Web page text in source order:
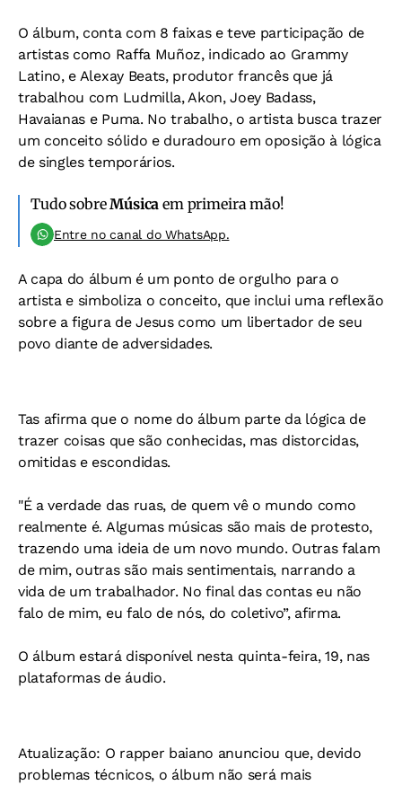
O álbum, conta com 8 faixas e teve participação de
artistas como Raffa Muñoz, indicado ao Grammy
Latino, e Alexay Beats, produtor francês que já
trabalhou com Ludmilla, Akon, Joey Badass,
Havaianas e Puma. No trabalho, o artista busca trazer
um conceito sólido e duradouro em oposição à lógica
de singles temporários.
Tudo sobreMúsica em primeira mão!
Entre no canal do WhatsApp.
A capa do álbum é um ponto de orgulho para o
artista e simboliza o conceito, que inclui uma reflexão
sobre a figura de Jesus como um libertador de seu
povo diante de adversidades.
Tas afirma que o nome do álbum parte da lógica de
trazer coisas que são conhecidas, mas distorcidas,
omitidas e escondidas.
"É a verdade das ruas, de quem vê o mundo como
realmente é. Algumas músicas são mais de protesto,
trazendo uma ideia de um novo mundo. Outras falam
de mim, outras são mais sentimentais, narrando a
vida de um trabalhador. No final das contas eu não
falo de mim, eu falo de nós, do coletivo”, afirma.
O álbum estará disponível nesta quinta-feira, 19, nas
plataformas de áudio.
Atualização: O rapper baiano anunciou que, devido
problemas técnicos, o álbum não será mais